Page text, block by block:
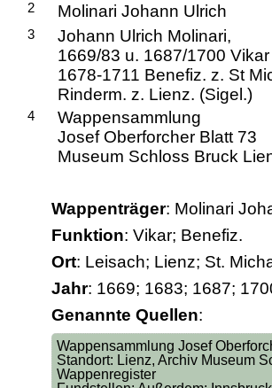
2 Molinari Johann Ulrich
3
Johann Ulrich Molinari,
1669/83 u. 1687/1700
1678-1711 Benefiz. z. St
Rinderm. z. Lienz. (Sigel.)
4
Wappensammlung
Josef Oberforcher Blatt 73
Museum Schloss Bruck
Wappenträger: Molinari
Funktion: Vikar; Benefiz.
Ort: Leisach; Lienz; St.
Jahr: 1669; 1683; 1687;
Genannte Quellen:
Wappensammlung Josef
Standort: Lienz, Archiv Museum
Wappenregister